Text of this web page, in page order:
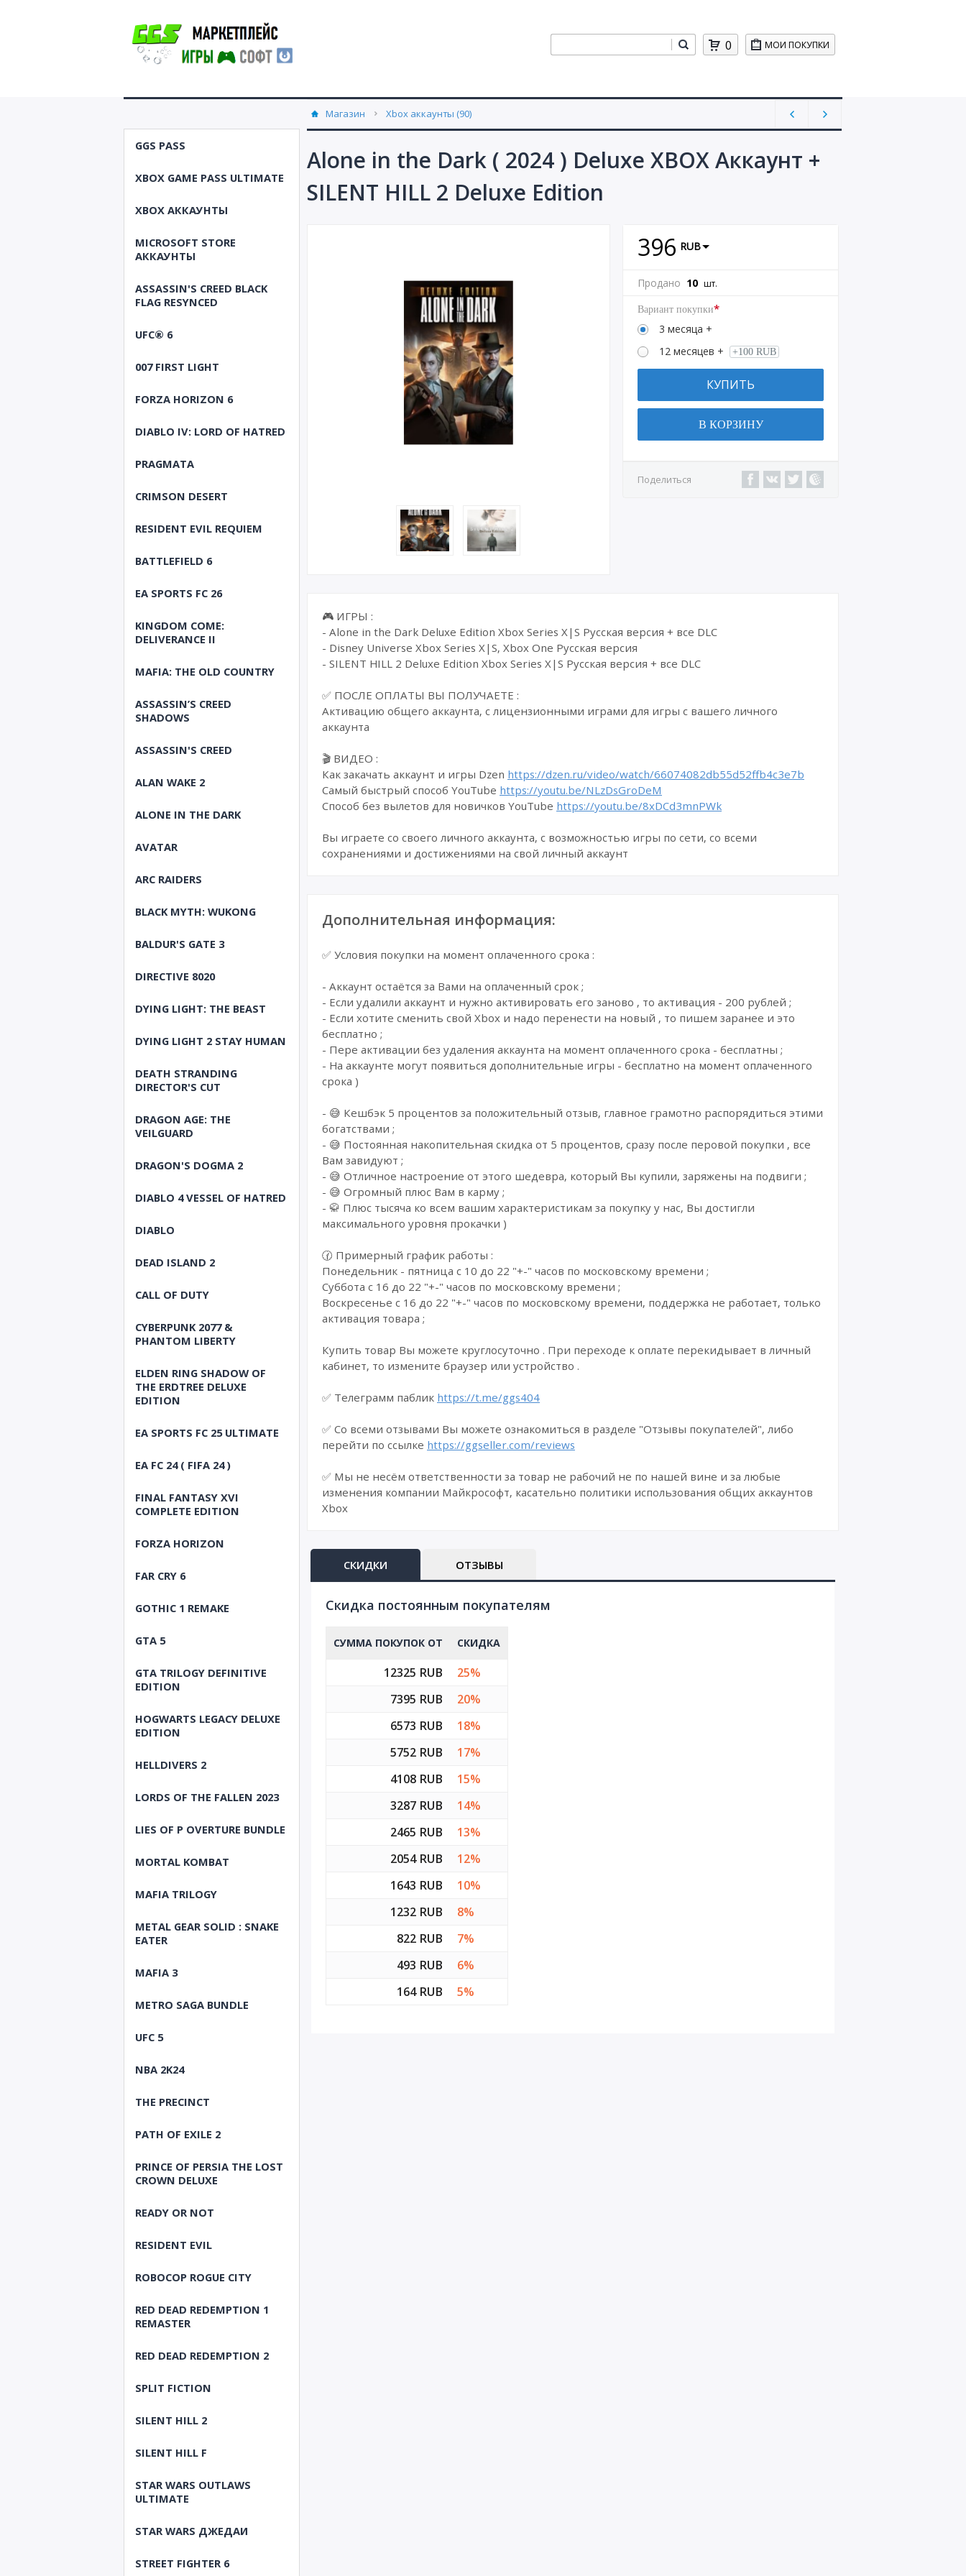
МОИ ПОКУПКИ
0
GGS PASS
XBOX GAME PASS ULTIMATE
XBOX АККАУНТЫ
MICROSOFT STORE
АККАУНТЫ
ASSASSIN'S CREED BLACK
FLAG RESYNCED
UFC® 6
007 FIRST LIGHT
FORZA HORIZON 6
DIABLO IV: LORD OF HATRED
PRAGMATA
CRIMSON DESERT
RESIDENT EVIL REQUIEM
BATTLEFIELD 6
EA SPORTS FC 26
KINGDOM COME:
DELIVERANCE II
MAFIA: THE OLD COUNTRY
ASSASSIN’S CREED
SHADOWS
ASSASSIN'S CREED
ALAN WAKE 2
ALONE IN THE DARK
AVATAR
ARC RAIDERS
BLACK MYTH: WUKONG
BALDUR'S GATE 3
DIRECTIVE 8020
DYING LIGHT: THE BEAST
DYING LIGHT 2 STAY HUMAN
DEATH STRANDING
DIRECTOR'S CUT
DRAGON AGE: THE
VEILGUARD
DRAGON'S DOGMA 2
DIABLO 4 VESSEL OF HATRED
DIABLO
DEAD ISLAND 2
CALL OF DUTY
CYBERPUNK 2077 &
PHANTOM LIBERTY
ELDEN RING SHADOW OF
THE ERDTREE DELUXE
EDITION
EA SPORTS FC 25 ULTIMATE
EA FC 24 ( FIFA 24 )
FINAL FANTASY XVI
COMPLETE EDITION
FORZA HORIZON
FAR CRY 6
GOTHIC 1 REMAKE
GTA 5
GTA TRILOGY DEFINITIVE
EDITION
HOGWARTS LEGACY DELUXE
EDITION
HELLDIVERS 2
LORDS OF THE FALLEN 2023
LIES OF P OVERTURE BUNDLE
MORTAL KOMBAT
MAFIA TRILOGY
METAL GEAR SOLID : SNAKE
EATER
MAFIA 3
METRO SAGA BUNDLE
UFC 5
NBA 2K24
THE PRECINCT
PATH OF EXILE 2
PRINCE OF PERSIA THE LOST
CROWN DELUXE
READY OR NOT
RESIDENT EVIL
ROBOCOP ROGUE CITY
RED DEAD REDEMPTION 1
REMASTER
RED DEAD REDEMPTION 2
SPLIT FICTION
SILENT HILL 2
SILENT HILL F
STAR WARS OUTLAWS
ULTIMATE
STAR WARS ДЖЕДАИ
STREET FIGHTER 6
Магазин Xbox аккаунты (90)
Alone in the Dark ( 2024 ) Deluxe XBOX Аккаунт +
SILENT HILL 2 Deluxe Edition
396 RUB
Продано 10 шт.
Вариант покупки*
3 месяца +
12 месяцев +
+100 RUB
КУПИТЬ
В КОРЗИНУ
Поделиться
🎮 ИГРЫ :
- Alone in the Dark Deluxe Edition Xbox Series X|S Русская версия + все DLC
- Disney Universe Xbox Series X|S, Xbox One Русская версия
- SILENT HILL 2 Deluxe Edition Xbox Series X|S Русская версия + все DLC
✅ ПОСЛЕ ОПЛАТЫ ВЫ ПОЛУЧАЕТЕ :
Активацию общего аккаунта, с лицензионными играми для игры с вашего личного
аккаунта
🎬 ВИДЕО :
Как закачать аккаунт и игры Dzen https://dzen.ru/video/watch/66074082db55d52ffb4c3e7b
Самый быстрый способ YouTube https://youtu.be/NLzDsGroDeM
Способ без вылетов для новичков YouTube https://youtu.be/8xDCd3mnPWk
Вы играете со своего личного аккаунта, с возможностью игры по сети, со всеми
сохранениями и достижениями на свой личный аккаунт
Дополнительная информация:
✅ Условия покупки на момент оплаченного срока :
- Аккаунт остаётся за Вами на оплаченный срок ;
- Если удалили аккаунт и нужно активировать его заново , то активация - 200 рублей ;
- Если хотите сменить свой Xbox и надо перенести на новый , то пишем заранее и это
бесплатно ;
- Пере активации без удаления аккаунта на момент оплаченного срока - бесплатны ;
- На аккаунте могут появиться дополнительные игры - бесплатно на момент оплаченного
срока )
- 😅 Кешбэк 5 процентов за положительный отзыв, главное грамотно распорядиться этими
богатствами ;
- 😅 Постоянная накопительная скидка от 5 процентов, сразу после перовой покупки , все
Вам завидуют ;
- 😅 Отличное настроение от этого шедевра, который Вы купили, заряжены на подвиги ;
- 😅 Огромный плюс Вам в карму ;
- 🥋 Плюс тысяча ко всем вашим характеристикам за покупку у нас, Вы достигли
максимального уровня прокачки )
🕜 Примерный график работы :
Понедельник - пятница с 10 до 22 "+-" часов по московскому времени ;
Суббота с 16 до 22 "+-" часов по московскому времени ;
Воскресенье с 16 до 22 "+-" часов по московскому времени, поддержка не работает, только
активация товара ;
Купить товар Вы можете круглосуточно . При переходе к оплате перекидывает в личный
кабинет, то измените браузер или устройство .
✅ Телеграмм паблик https://t.me/ggs404
✅ Со всеми отзывами Вы можете ознакомиться в разделе "Отзывы покупателей", либо
перейти по ссылке https://ggseller.com/reviews
✅ Мы не несём ответственности за товар не рабочий не по нашей вине и за любые
изменения компании Майкрософт, касательно политики использования общих аккаунтов
Xbox
СКИДКИ ОТЗЫВЫ
Cкидка постоянным покупателям
СУММА ПОКУПОК ОТ СКИДКА
12325 RUB
25%
7395 RUB
20%
6573 RUB
18%
5752 RUB
17%
4108 RUB
15%
3287 RUB
14%
2465 RUB
13%
2054 RUB
12%
1643 RUB
10%
1232 RUB
8%
822 RUB
7%
493 RUB
6%
164 RUB
5%